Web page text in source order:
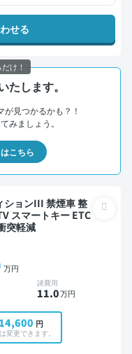
せる
たします。
見つかるかも？！
みましょう。
こちら
禁煙車 整
スマートキー ETC
突軽減
万円
諸費用
11.0万円
14,600 円
変更できます。
け！